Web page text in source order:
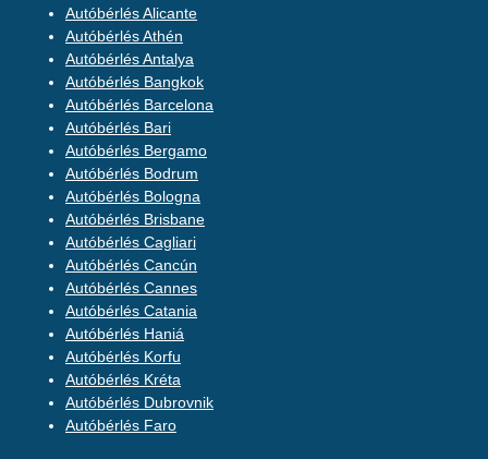
Autóbérlés Alicante
Autóbérlés Athén
Autóbérlés Antalya
Autóbérlés Bangkok
Autóbérlés Barcelona
Autóbérlés Bari
Autóbérlés Bergamo
Autóbérlés Bodrum
Autóbérlés Bologna
Autóbérlés Brisbane
Autóbérlés Cagliari
Autóbérlés Cancún
Autóbérlés Cannes
Autóbérlés Catania
Autóbérlés Haniá
Autóbérlés Korfu
Autóbérlés Kréta
Autóbérlés Dubrovnik
Autóbérlés Faro